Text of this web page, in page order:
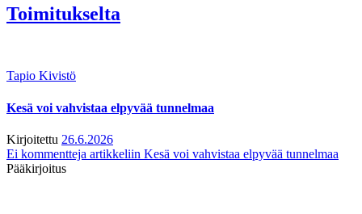
Toimitukselta
Tapio Kivistö
Kesä voi vahvistaa elpyvää tunnelmaa
Kirjoitettu 26.6.2026
Ei kommentteja artikkeliin Kesä voi vahvistaa elpyvää tunnelmaa
Pääkirjoitus